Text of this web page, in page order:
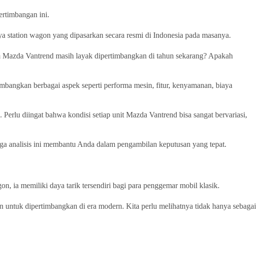
ini.
wagon yang dipasarkan secara resmi di Indonesia pada masanya.
Vantrend masih layak dipertimbangkan di tahun sekarang? Apakah
berbagai aspek seperti performa mesin, fitur, kenyamanan, biaya
diingat bahwa kondisi setiap unit Mazda Vantrend bisa sangat bervariasi,
analisis ini membantu Anda dalam pengambilan keputusan yang tepat.
ia memiliki daya tarik tersendiri bagi para penggemar mobil klasik.
dipertimbangkan di era modern. Kita perlu melihatnya tidak hanya sebagai